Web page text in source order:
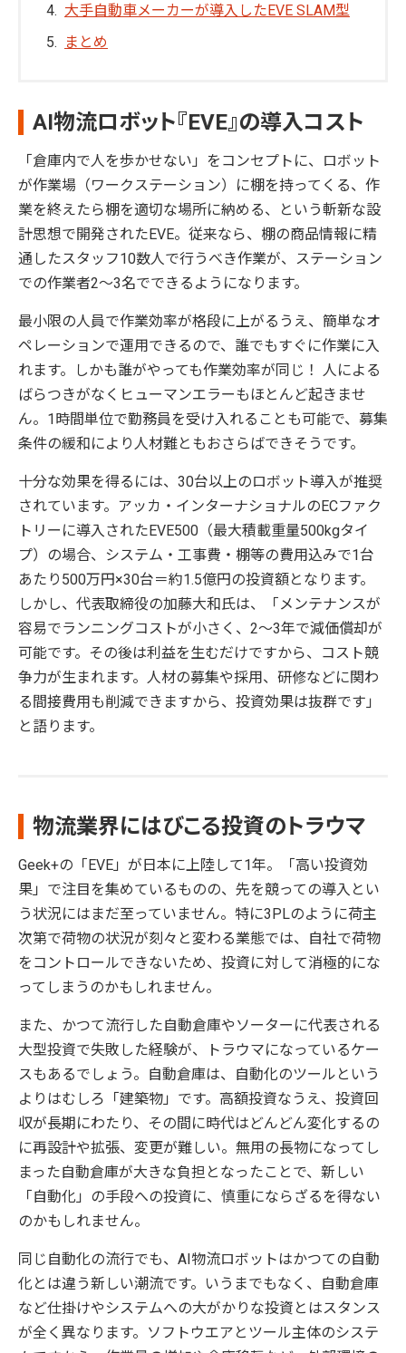
大手自動車メーカーが導入したEVE SLAM型
まとめ
AI物流ロボット『EVE』の導入コスト
「倉庫内で人を歩かせない」をコンセプトに、ロボット
が作業場（ワークステーション）に棚を持ってくる、作
業を終えたら棚を適切な場所に納める、という斬新な設
計思想で開発されたEVE。従来なら、棚の商品情報に精
通したスタッフ10数人で行うべき作業が、ステーション
での作業者2～3名でできるようになります。
最小限の人員で作業効率が格段に上がるうえ、簡単なオ
ペレーションで運用できるので、誰でもすぐに作業に入
れます。しかも誰がやっても作業効率が同じ！ 人による
ばらつきがなくヒューマンエラーもほとんど起きませ
ん。1時間単位で勤務員を受け入れることも可能で、募集
条件の緩和により人材難ともおさらばできそうです。
十分な効果を得るには、30台以上のロボット導入が推奨
されています。アッカ・インターナショナルのECファク
トリーに導入されたEVE500（最大積載重量500kgタイ
プ）の場合、システム・工事費・棚等の費用込みで1台
あたり500万円×30台＝約1.5億円の投資額となります。
しかし、代表取締役の加藤大和氏は、「メンテナンスが
容易でランニングコストが小さく、2～3年で減価償却が
可能です。その後は利益を生むだけですから、コスト競
争力が生まれます。人材の募集や採用、研修などに関わ
る間接費用も削減できますから、投資効果は抜群です」
と語ります。
物流業界にはびこる投資のトラウマ
Geek+の「EVE」が日本に上陸して1年。「高い投資効
果」で注目を集めているものの、先を競っての導入とい
う状況にはまだ至っていません。特に3PLのように荷主
次第で荷物の状況が刻々と変わる業態では、自社で荷物
をコントロールできないため、投資に対して消極的にな
ってしまうのかもしれません。
また、かつて流行した自動倉庫やソーターに代表される
大型投資で失敗した経験が、トラウマになっているケー
スもあるでしょう。自動倉庫は、自動化のツールという
よりはむしろ「建築物」です。高額投資なうえ、投資回
収が長期にわたり、その間に時代はどんどん変化するの
に再設計や拡張、変更が難しい。無用の長物になってし
まった自動倉庫が大きな負担となったことで、新しい
「自動化」の手段への投資に、慎重にならざるを得ない
のかもしれません。
同じ自動化の流行でも、AI物流ロボットはかつての自動
化とは違う新しい潮流です。いうまでもなく、自動倉庫
など仕掛けやシステムへの大がかりな投資とはスタンス
が全く異なります。ソフトウエアとツール主体のシステ